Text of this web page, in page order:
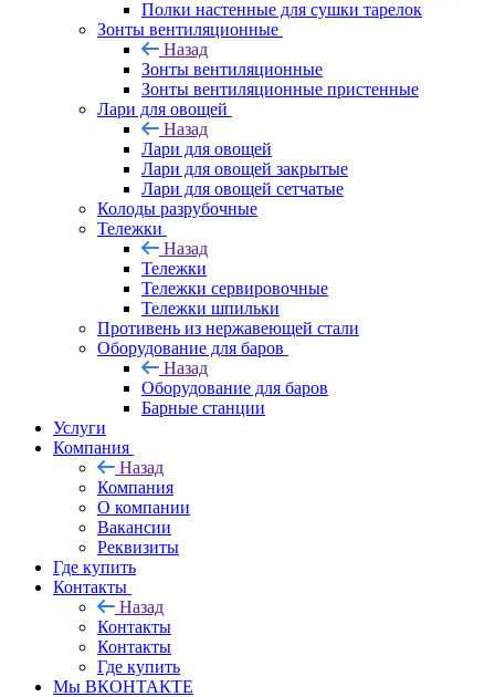
Полки настенные для сушки тарелок
Зонты вентиляционные
Назад
Зонты вентиляционные
Зонты вентиляционные пристенные
Лари для овощей
Назад
Лари для овощей
Лари для овощей закрытые
Лари для овощей сетчатые
Колоды разрубочные
Тележки
Назад
Тележки
Тележки сервировочные
Тележки шпильки
Противень из нержавеющей стали
Оборудование для баров
Назад
Оборудование для баров
Барные станции
Услуги
Компания
Назад
Компания
О компании
Вакансии
Реквизиты
Где купить
Контакты
Назад
Контакты
Контакты
Где купить
Мы ВКОНТАКТЕ